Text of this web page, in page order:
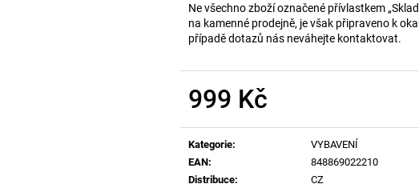
Ne všechno zboží označené přívlastkem
na kamenné prodejně, je však připraveno k
případě dotazů nás neváhejte kontaktovat.
999 Kč
Kategorie:
VYBAVENÍ
EAN:
848869022210
Distribuce: CZ